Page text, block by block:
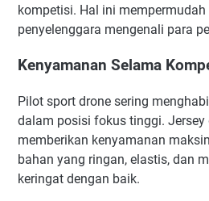
kompetisi. Hal ini
penyelenggara mengenali para
Kenyamanan Selama
Pilot sport drone sering
dalam posisi fokus tinggi.
memberikan kenyamanan
bahan yang ringan, elastis, dan
keringat dengan baik.